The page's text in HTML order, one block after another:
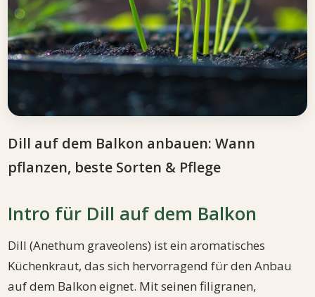
Dill auf dem Balkon anbauen: Wann
pflanzen, beste Sorten & Pflege
Intro für Dill auf dem Balkon
Dill (Anethum graveolens) ist ein aromatisches
Küchenkraut, das sich hervorragend für den Anbau
auf dem Balkon eignet. Mit seinen filigranen,